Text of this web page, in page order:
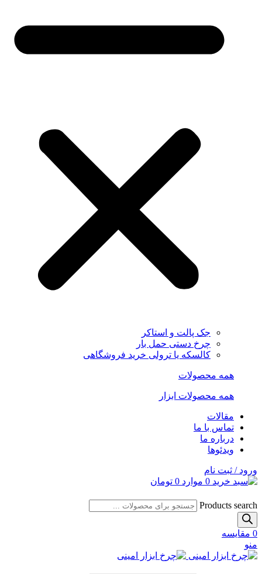
جک پالت و استاکر
چرخ دستی حمل بار
کالسکه یا ترولی خرید فروشگاهی
همه محصولات
همه محصولات ابزار
مقالات
تماس با ما
درباره ما
ویدئوها
ورود / ثبت نام
0 موارد 0 تومان
Products search
0 مقایسه
منو